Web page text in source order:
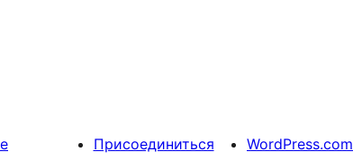
Присоединиться
WordPress.com